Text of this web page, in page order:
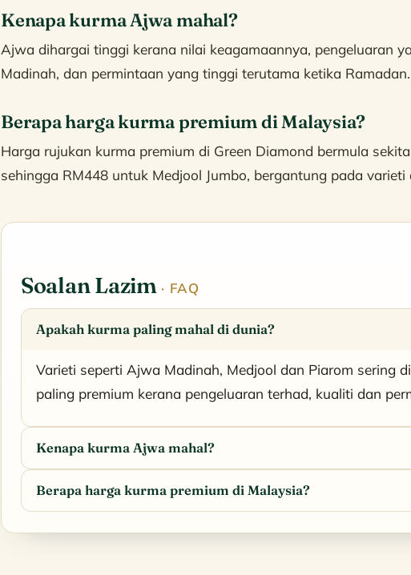
Kenapa kurma Ajwa mahal?
Ajwa dihargai tinggi kerana nilai keagamaannya, pengeluaran
Madinah, dan permintaan yang tinggi terutama ketika Ramadan.
Berapa harga kurma premium di Malaysia?
Harga rujukan kurma premium di Green Diamond bermula
sehingga RM448 untuk Medjool Jumbo, bergantung pada varieti
Soalan Lazim · FAQ
Apakah kurma paling mahal di dunia?
Varieti seperti Ajwa Madinah, Medjool dan Piarom sering
paling premium kerana pengeluaran terhad, kualiti dan
Kenapa kurma Ajwa mahal?
Berapa harga kurma premium di Malaysia?